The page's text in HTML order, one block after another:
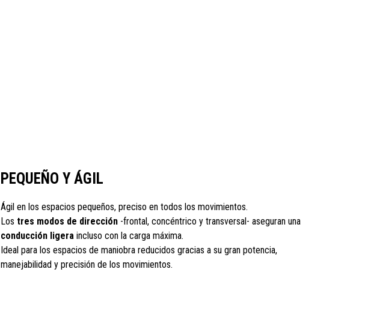
PEQUEÑO Y ÁGIL
Ágil en los espacios pequeños, preciso en todos los movimientos.
Los tres modos de dirección-frontal, concéntrico y transversal- aseguran una
conducción ligeraincluso con la carga máxima.
Ideal para los espacios de maniobra reducidos gracias a su gran potencia,
manejabilidad y precisión de los movimientos.